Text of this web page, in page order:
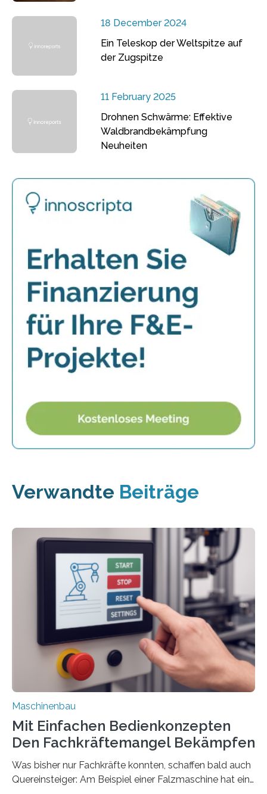
18 December 2024
Ein Teleskop der Weltspitze auf
der Zugspitze
11 February 2025
Drohnen Schwärme: Effektive
Waldbrandbekämpfung
Neuheiten
Verwandte Beiträge
Maschinenbau
Mit Einfachen Bedienkonzepten
Den Fachkräftemangel Bekämpfen
Was bisher nur Fachkräfte konnten, schaffen bald auch
Quereinsteiger: Am Beispiel einer Falzmaschine hat ein